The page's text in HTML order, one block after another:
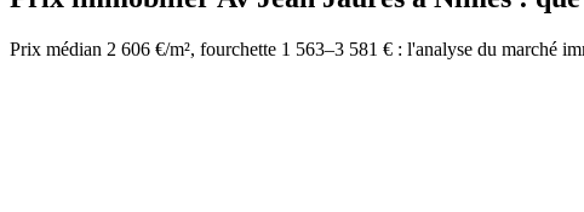
Prix médian 2 606 €/m², fourchette 1 563–3 581 € : l'analyse du marché